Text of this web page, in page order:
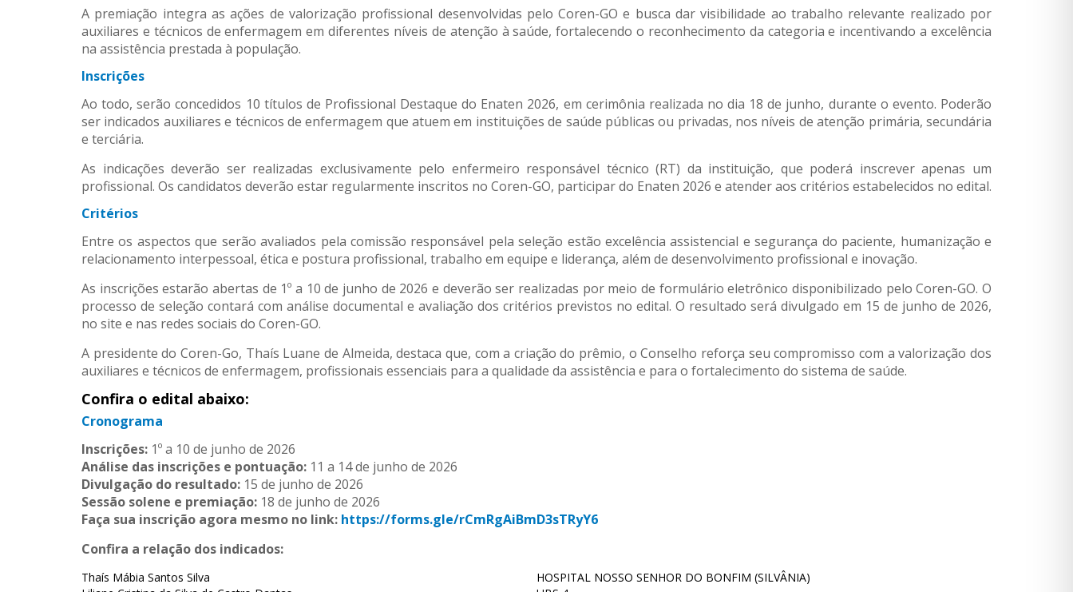
A premiação integra as ações de valorização profissional desenvolvidas pelo Coren-GO e busca dar visibilidade ao trabalho relevante realizado por
auxiliares e técnicos de enfermagem em diferentes níveis de atenção à saúde, fortalecendo o reconhecimento da categoria e incentivando a excelência
na assistência prestada à população.
Inscrições
Ao todo, serão concedidos 10 títulos de Profissional Destaque do Enaten 2026, em cerimônia realizada no dia 18 de junho, durante o evento. Poderão
ser indicados auxiliares e técnicos de enfermagem que atuem em instituições de saúde públicas ou privadas, nos níveis de atenção primária, secundária
e terciária.
As indicações deverão ser realizadas exclusivamente pelo enfermeiro responsável técnico (RT) da instituição, que poderá inscrever apenas um
profissional. Os candidatos deverão estar regularmente inscritos no Coren-GO, participar do Enaten 2026 e atender aos critérios estabelecidos no edital.
Critérios
Entre os aspectos que serão avaliados pela comissão responsável pela seleção estão excelência assistencial e segurança do paciente, humanização e
relacionamento interpessoal, ética e postura profissional, trabalho em equipe e liderança, além de desenvolvimento profissional e inovação.
As inscrições estarão abertas de 1º a 10 de junho de 2026 e deverão ser realizadas por meio de formulário eletrônico disponibilizado pelo Coren-GO. O
processo de seleção contará com análise documental e avaliação dos critérios previstos no edital. O resultado será divulgado em 15 de junho de 2026,
no site e nas redes sociais do Coren-GO.
A presidente do Coren-Go, Thaís Luane de Almeida, destaca que, com a criação do prêmio, o Conselho reforça seu compromisso com a valorização dos
auxiliares e técnicos de enfermagem, profissionais essenciais para a qualidade da assistência e para o fortalecimento do sistema de saúde.
Confira o edital abaixo:
Cronograma
Inscrições: 1º a 10 de junho de 2026
Análise das inscrições e pontuação: 11 a 14 de junho de 2026
Divulgação do resultado: 15 de junho de 2026
Sessão solene e premiação: 18 de junho de 2026
Faça sua inscrição agora mesmo no link: https://forms.gle/rCmRgAiBmD3sTRyY6
Confira a relação dos indicados:
Thaís Mábia Santos Silva
HOSPITAL NOSSO SENHOR DO BONFIM (SILVÂNIA)